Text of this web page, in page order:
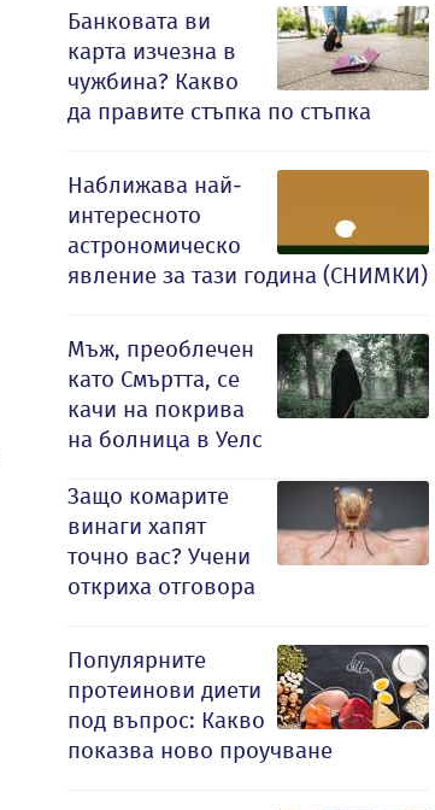
Банковата ви
карта изчезна в
чужбина? Какво
да правите стъпка по стъпка
Наближава най-
интересното
астрономическо
явление за тази година (СНИМКИ)
Мъж, преоблечен
като Смъртта, се
качи на покрива
на болница в Уелс
Защо комарите
винаги хапят
точно вас? Учени
откриха отговора
Популярните
протеинови диети
под въпрос: Какво
показва ново проучване